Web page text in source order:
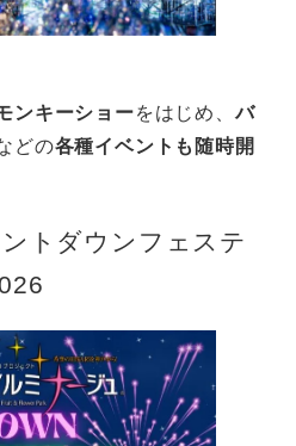
ンキーショーをはじめ、バ
どの各種イベントも随時開
トダウンフェステ